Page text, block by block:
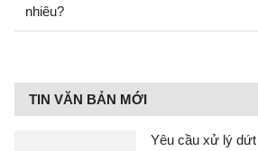
nhiêu?
TIN VĂN BẢN MỚI
Yêu cầu xử lý